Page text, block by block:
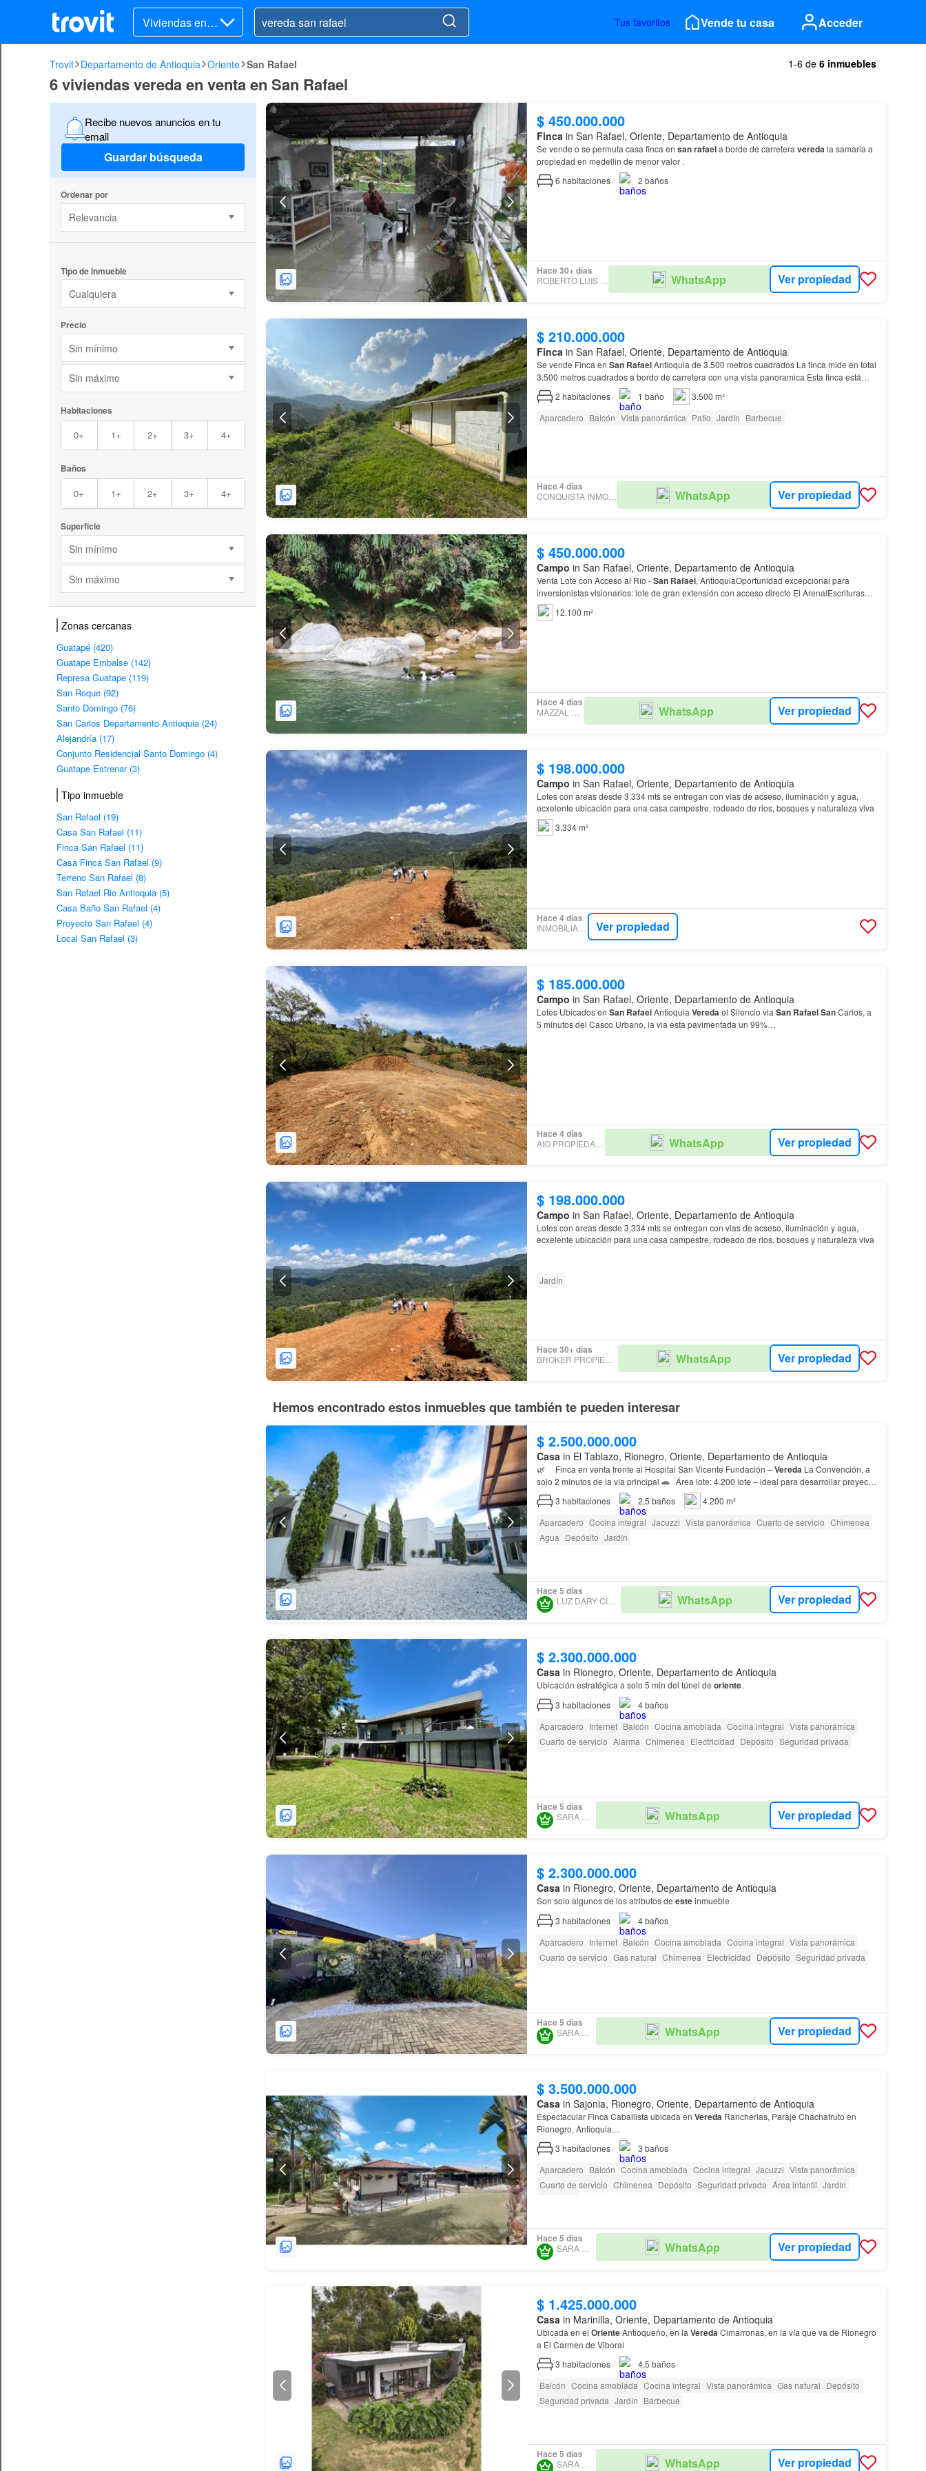
Viviendas en v
enta
Tus favoritos Vende tu casa Acceder
Trovit Departamento de Antioquia Oriente San Rafael 1-6 de 6 inmuebles
6 viviendas vereda en venta en San Rafael
Recibe nuevos anuncios en tu
email
Guardar búsqueda
Ordenar por
Relevancia
Tipo de inmueble
Cualquiera
Precio
Sin mínimo
Sin máximo
Habitaciones
0+ 1+ 2+ 3+ 4+
Baños
0+ 1+ 2+ 3+ 4+
Superficie
Sin mínimo
Sin máximo
Zonas cercanas
Guatapé (420)
Guatape Embalse (142)
Represa Guatape (119)
San Roque (92)
Santo Domingo (76)
San Carlos Departamento Antioquia (24)
Alejandría (17)
Conjunto Residencial Santo Domingo (4)
Guatape Estrenar (3)
Tipo inmueble
San Rafael (19)
Casa San Rafael (11)
Finca San Rafael (11)
Casa Finca San Rafael (9)
Terreno San Rafael (8)
San Rafael Rio Antioquia (5)
Casa Baño San Rafael (4)
Proyecto San Rafael (4)
Local San Rafael (3)
$ 450.000.000
Fincain San Rafael, Oriente, Departamento de Antioquia
Se vende o se permuta casa finca en sanrafaela borde de carretera veredala samaria a
propiedad en medellin de menor valor .
6 habitaciones 2 baños
Hace 30+ días
ROBERTO LUIS GALLO WhatsApp Ver propiedad
$ 210.000.000
Finca in San Rafael, Oriente, Departamento de Antioquia
Se vende Finca en San RafaelAntioquia de 3.500 metros cuadrados La finca mide en total
3.500 metros cuadrados a bordo de carretera con una vista panoramica Esta finca está
ubicada en la
Dantas del municio de
2 habitaciones 1 baño
3.500 m²
Aparcadero Balcón Vista panorámica Patio Jardín Barbecue
Hace 4 días
CONQUISTA INMOBILIARIA WhatsApp Ver propiedad
$ 450.000.000
Campo in San Rafael, Oriente, Departamento de Antioquia
Venta Lote con Acceso al Río -San Rafael, AntioquiaOportunidad excepcional para
inversionistas visionarios: lote de gran extensión con acceso directo El ArenalEscrituras
100% al día, sin afectaciones¿Por qué invertir en
12.100 m²
Hace 4 días
MAZZAL S.A.S WhatsApp Ver propiedad
$ 198.000.000
Campo in San Rafael, Oriente, Departamento de Antioquia
Lotes con areas desde 3,334 mts se entregan con vias de acseso, iluminación y agua,
ecxelente ubicación para una casa campestre, rodeado de rios, bosques y naturaleza viva
3.334 m²
Hace 4 días
INMOBILIAREA. Ver propiedad
$ 185.000.000
Campo in San Rafael, Oriente, Departamento de Antioquia
Lotes Ubicados en San RafaelAntioquia Veredael Silencio via San RafaelSanCarlos, a
5 minutos del Casco Urbano, la via esta pavimentada un 99%…
Hace 4 días
AIO PROPIEDAD RAIZ WhatsApp Ver propiedad
$ 198.000.000
Campo in San Rafael, Oriente, Departamento de Antioquia
Lotes con areas desde 3,334 mts se entregan con vias de acseso, iluminación y agua,
ecxelente ubicación para una casa campestre, rodeado de rios, bosques y naturaleza viva
Jardín
Hace 30+ días
BROKER PROPIEDAD RAIZ WhatsApp Ver propiedad
Hemos encontrado estos inmuebles que también te pueden interesar
$ 2.500.000.000
Casa in El Tablazo, Rionegro, Oriente, Departamento de Antioquia
🌿 Finca en venta frente al Hospital San Vicente Fundación –Vereda La Convención, a
solo 2 minutos de la vía principal 🚗 Área lote: 4.200 lote – ideal para desarrollar proyecto
tipo glamping o casas adicionales…
3 habitaciones 2,5 baños
4.200 m²
Aparcadero Cocina integral Jacuzzi Vista panorámica Cuarto de servicio Chimenea
Agua Depósito Jardín
Hace 5 días
LUZ DARY CIRO LOPEZ WhatsApp Ver propiedad
$ 2.300.000.000
Casa in Rionegro, Oriente, Departamento de Antioquia
Ubicación estratégica a solo 5 min del túnel de oriente.
3 habitaciones 4baños
Aparcadero Internet Balcón Cocina amoblada Cocina integral Vista panorámica
Cuarto de servicio Alarma Chimenea Electricidad Depósito Seguridad privada
Hace 5 días
WhatsApp Ver propiedad
$ 2.300.000.000
Casa in Rionegro, Oriente, Departamento de Antioquia
Son solo algunos de los atributos de esteinmueble
3 habitaciones 4baños
Aparcadero Internet Balcón Cocina amoblada Cocina integral Vista panorámica
Cuarto de servicio Gas natural Chimenea Electricidad Depósito Seguridad privada
Hace 5 días
WhatsApp Ver propiedad
$ 3.500.000.000
Casa in Sajonia, Rionegro, Oriente, Departamento de Antioquia
Espectacular Finca Caballista ubicada en Vereda Rancherias, Paraje Chachafruto en
Rionegro, Antioquia…
3 habitaciones 3 baños
Aparcadero Balcón Cocina amoblada Cocina integral Jacuzzi Vista panorámica
Cuarto de servicio Chimenea Depósito Seguridad privada Área infantil Jardín
Hace 5 días
WhatsApp Ver propiedad
$ 1.425.000.000
Casa in Marinilla, Oriente, Departamento de Antioquia
Ubicada en el OrienteAntioqueño, en la VeredaCimarronas, en la vía que va de Rionegro
a El Carmen de Viboral
3 habitaciones 4,5 baños
Balcón Cocina amoblada Cocina integral Vista panorámica Gas natural Depósito
Seguridad privada Jardín Barbecue
Hace 5 días
WhatsApp Ver propiedad